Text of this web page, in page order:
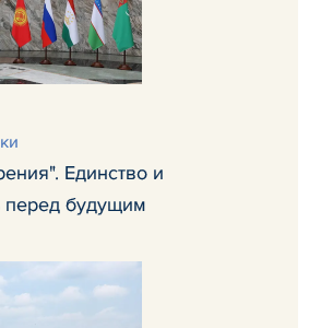
Единство и
перед будущим